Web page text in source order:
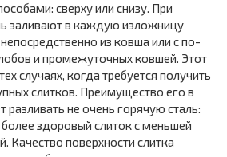
сверху или снизу. При
зали­вают в каждую излож­ницу
из ковша или с по­
и промежуточных ковшей. Этот
слу­чаях, когда требуется получить
слитков. Преимущество его в
разливать не очень горячую сталь:
здоровый слиток с меньшей
Качество поверхности слитка